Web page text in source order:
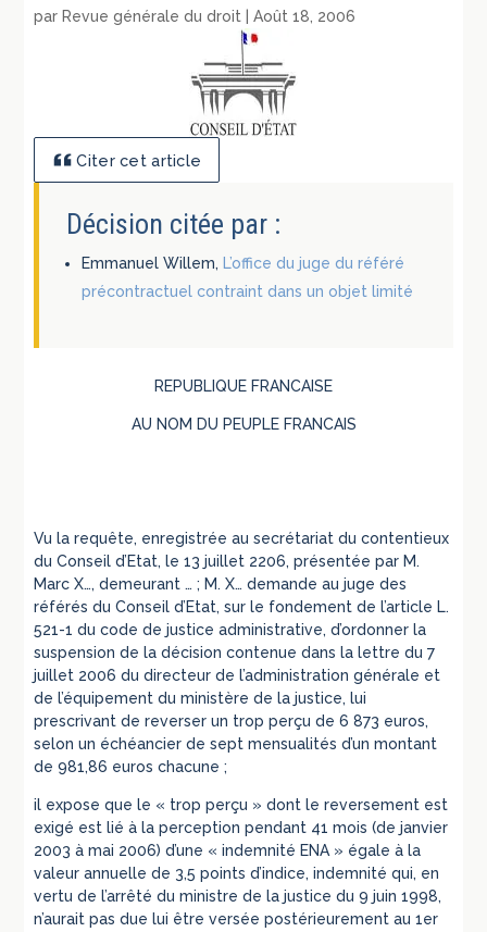
par Revue générale du droit |Août 18, 2006
Citer cet article
Décision citée par :
Emmanuel Willem, L’office du juge du référé
précontractuel contraint dans un objet limité
REPUBLIQUE FRANCAISE
AU NOM DU PEUPLE FRANCAIS
Vu la requête, enregistrée au secrétariat du contentieux
du Conseil d’Etat, le 13 juillet 2206, présentée par M.
Marc X…, demeurant … ; M. X… demande au juge des
référés du Conseil d’Etat, sur le fondement de l’article L.
521-1 du code de justice administrative, d’ordonner la
suspension de la décision contenue dans la lettre du 7
juillet 2006 du directeur de l’administration générale et
de l’équipement du ministère de la justice, lui
prescrivant de reverser un trop perçu de 6 873 euros,
selon un échéancier de sept mensualités d’un montant
de 981,86 euros chacune ;
il expose que le « trop perçu » dont le reversement est
exigé est lié à la perception pendant 41 mois (de janvier
2003 à mai 2006) d’une « indemnité ENA » égale à la
valeur annuelle de 3,5 points d’indice, indemnité qui, en
vertu de l’arrêté du ministre de la justice du 9 juin 1998,
n’aurait pas due lui être versée postérieurement au 1er